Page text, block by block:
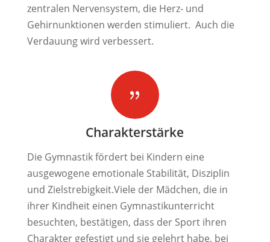
zentralen Nervensystem, die Herz- und
Gehirnunktionen werden stimuliert. Auch die
Verdauung wird verbessert.
{
Charakterstärke
Die Gymnastik fördert bei Kindern eine
ausgewogene emotionale Stabilität, Disziplin
und Zielstrebigkeit.Viele der Mädchen, die in
ihrer Kindheit einen Gymnastikunterricht
besuchten, bestätigen, dass der Sport ihren
Charakter gefestigt und sie gelehrt habe, bei